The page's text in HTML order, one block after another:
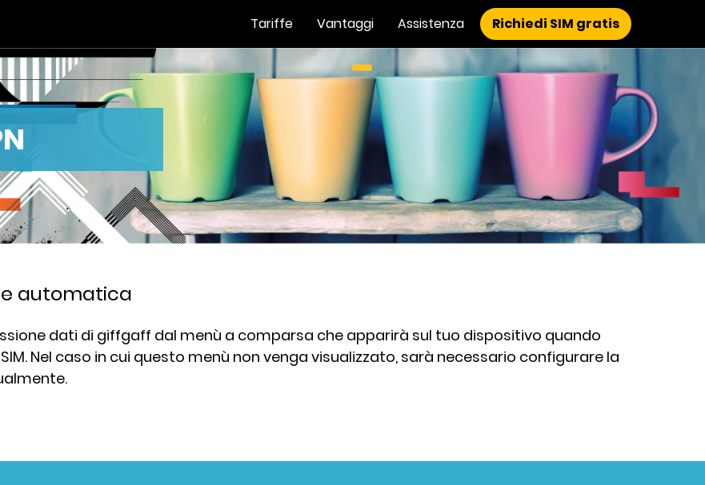
Tariffe Vantaggi Assistenza Richiedi SIM gratis
automatica
dati di giffgaff dal menù a comparsa che apparirà sul tuo dispositivo quando
Nel caso in cui questo menù non venga visualizzato, sarà necessario configurare la